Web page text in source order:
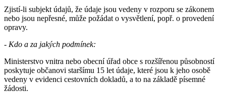
Zjistí-li subjekt údajů, že údaje jsou vedeny v rozporu se zákonem
nebo jsou nepřesné, může požádat o vysvětlení, popř. o provedení
opravy.
- Kdo a za jakých podmínek:
Ministerstvo vnitra nebo obecní úřad obce s rozšířenou působností
poskytuje občanovi staršímu 15 let údaje, které jsou k jeho osobě
vedeny v evidenci cestovních dokladů, a to na základě písemné
žádosti.